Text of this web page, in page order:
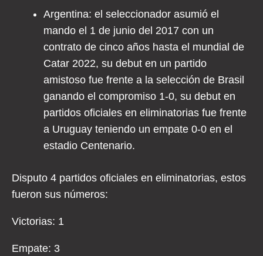
Argentina: el seleccionador asumió el
mando el 1 de junio del 2017 con un
contrato de cinco años hasta el mundial de
Catar 2022, su debut en un partido
amistoso fue frente a la selección de Brasil
ganando el compromiso 1-0, su debut en
partidos oficiales en eliminatorias fue frente
a Uruguay teniendo un empate 0-0 en el
estadio Centenario.
Disputo 4 partidos oficiales en eliminatorias, estos
fueron sus números:
Victorias: 1
Empate: 3